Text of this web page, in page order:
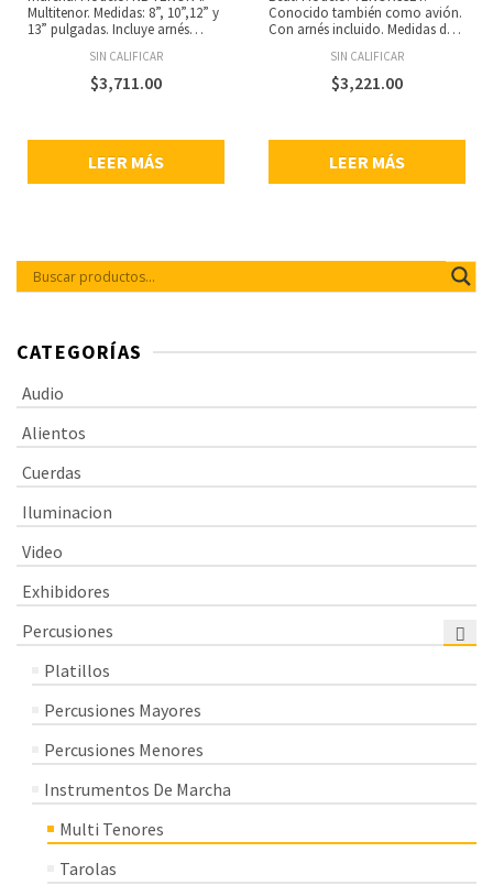
Multitenor. Medidas: 8”, 10”,12” y
13” pulgadas. Incluye arnés
con madera de álamo.
Terminados en mica de alta
SIN CALIFICAR
$3,711.00
LEER MÁS
Conocido también como avión.
Con arnés incluido. Medidas de
SIN CALIFICAR
$3,221.00
LEER MÁS
CATEGORÍAS
Audio
Alientos
Cuerdas
Iluminacion
Video
Exhibidores
Percusiones
Platillos
Percusiones Mayores
Percusiones Menores
Instrumentos De Marcha
Multi Tenores
Tarolas